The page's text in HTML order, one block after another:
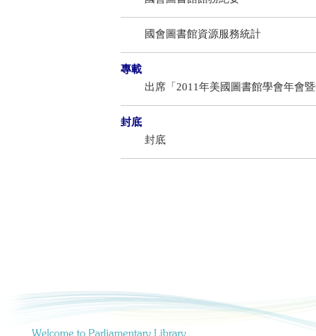
國會圖書館資源服務統計
專載
出席「2011年美國圖書館學會年會
封底
封底